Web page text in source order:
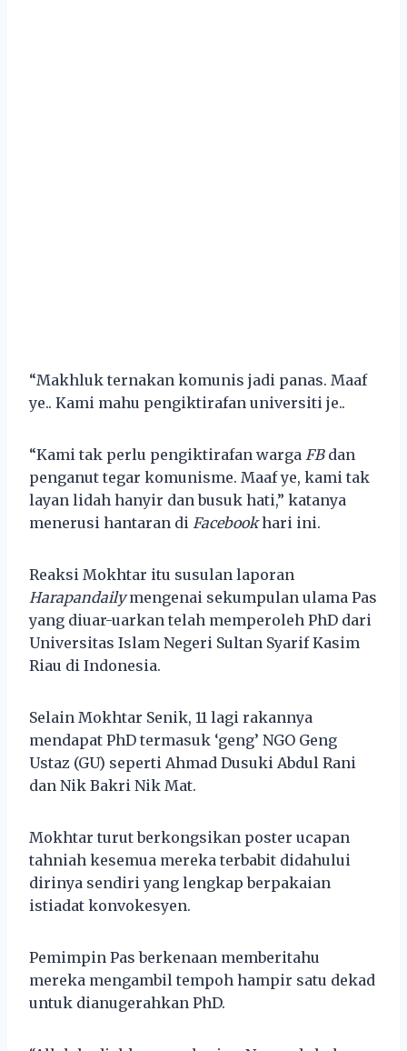
“Makhluk ternakan komunis jadi panas. Maaf
ye.. Kami mahu pengiktirafan universiti je..
“Kami tak perlu pengiktirafan warga FBdan
penganut tegar komunisme. Maaf ye, kami tak
layan lidah hanyir dan busuk hati,” katanya
menerusi hantaran di Facebookhari ini.
Reaksi Mokhtar itu susulan laporan
Harapandailymengenai sekumpulan ulama Pas
yang diuar-uarkan telah memperoleh PhD dari
Universitas Islam Negeri Sultan Syarif Kasim
Riau di Indonesia.
Selain Mokhtar Senik, 11 lagi rakannya
mendapat PhD termasuk ‘geng’ NGO Geng
Ustaz (GU) seperti Ahmad Dusuki Abdul Rani
dan Nik Bakri Nik Mat.
Mokhtar turut berkongsikan poster ucapan
tahniah kesemua mereka terbabit didahului
dirinya sendiri yang lengkap berpakaian
istiadat konvokesyen.
Pemimpin Pas berkenaan memberitahu
mereka mengambil tempoh hampir satu dekad
untuk dianugerahkan PhD.